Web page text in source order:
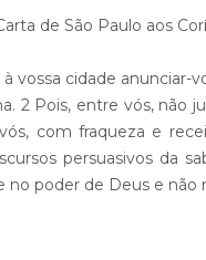
de São Paulo aos
à vossa cidade
2 Pois, entre vós, não
com fraqueza e
persuasivos da
no poder de Deus e não